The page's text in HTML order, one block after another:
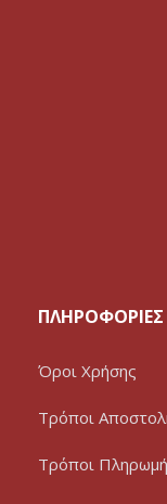
ΠΛΗΡΟΦΟΡΙΕΣ
Όροι Χρήσης
Τρόποι
Τρόποι